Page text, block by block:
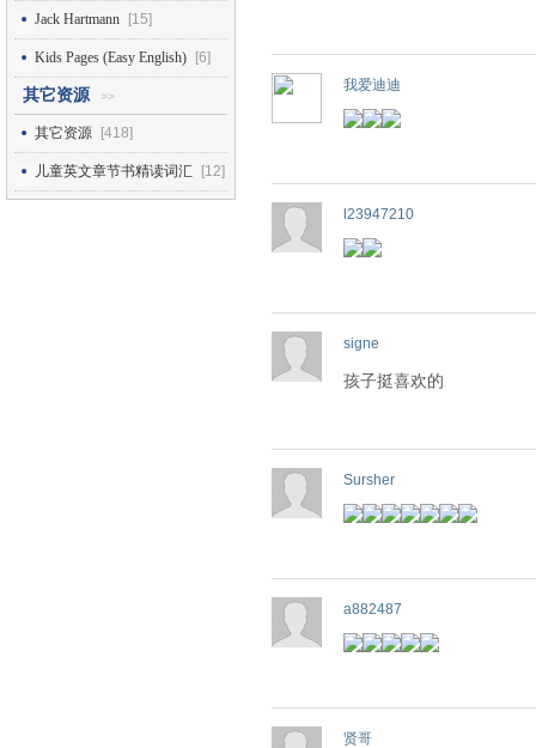
Jack Hartmann [15]
Kids Pages (Easy English) [6]
其它资源 >>
其它资源 [418]
儿童英文章节书精读词汇 [12]
我爱迪迪
l23947210
signe
孩子挺喜欢的
Sursher
a882487
贤哥